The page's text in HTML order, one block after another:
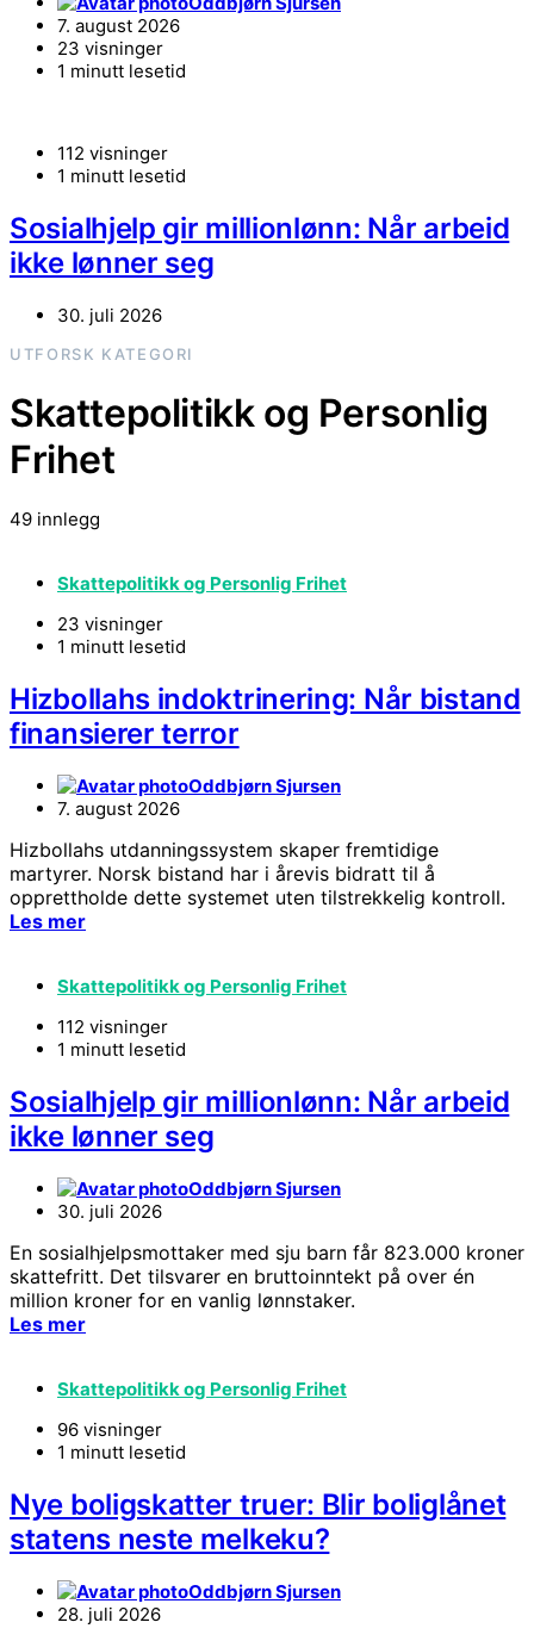
7. august 2026
23 visninger
1 minutt lesetid
112 visninger
1 minutt lesetid
Sosialhjelp gir millionlønn: Når arbeid
ikke lønner seg
30. juli 2026
UTFORSK KATEGORI
Skattepolitikk og Personlig
Frihet
49 innlegg
Skattepolitikk og Personlig Frihet
23 visninger
1 minutt lesetid
Hizbollahs indoktrinering: Når bistand
finansierer terror
Oddbjørn Sjursen
7. august 2026
Hizbollahs utdanningssystem skaper fremtidige
martyrer. Norsk bistand har i årevis bidratt til å
opprettholde dette systemet uten tilstrekkelig kontroll.
Les mer
Skattepolitikk og Personlig Frihet
112 visninger
1 minutt lesetid
Sosialhjelp gir millionlønn: Når arbeid
ikke lønner seg
Oddbjørn Sjursen
30. juli 2026
En sosialhjelpsmottaker med sju barn får 823.000 kroner
skattefritt. Det tilsvarer en bruttoinntekt på over én
million kroner for en vanlig lønnstaker.
Les mer
Skattepolitikk og Personlig Frihet
96 visninger
1 minutt lesetid
Nye boligskatter truer: Blir boliglånet
statens neste melkeku?
Oddbjørn Sjursen
28. juli 2026